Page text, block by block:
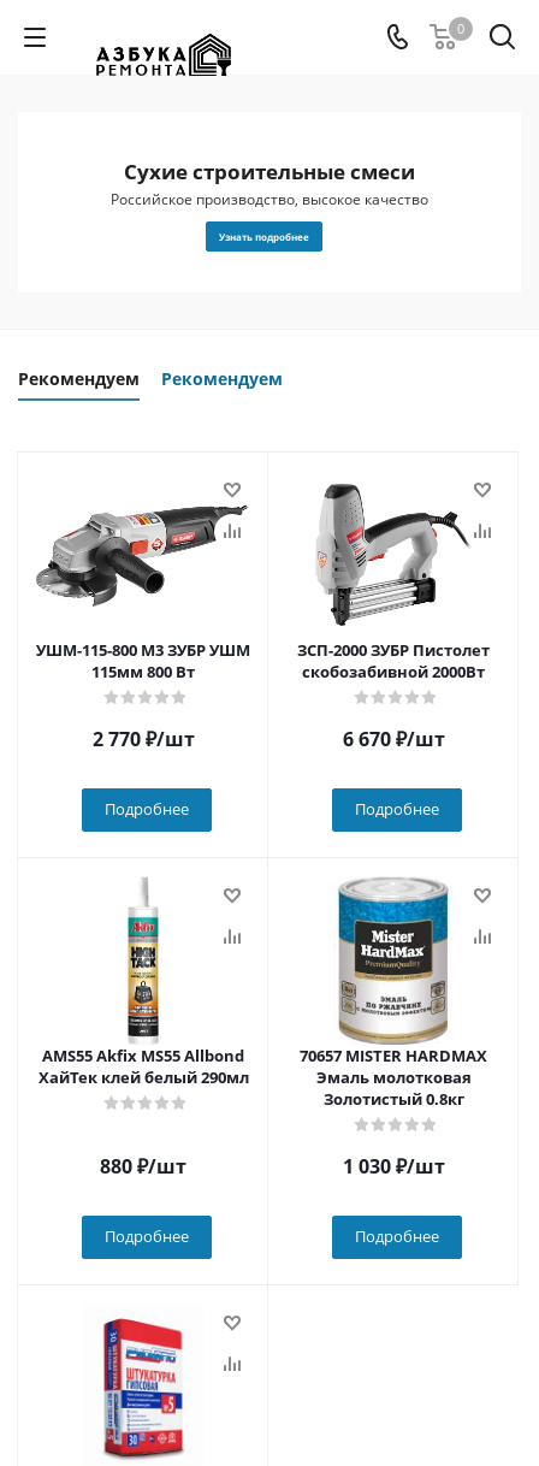
0
Сухие строительные смеси
Российское производство, высокое качество
Узнать подробнее
Рекомендуем Рекомендуем
УШМ-115-800 М3 ЗУБР УШМ
115мм 800 Вт
2 770₽/шт
Подробнее
ЗСП-2000 ЗУБР Пистолет
скобозабивной 2000Вт
6 670₽/шт
Подробнее
AMS55 Akfix MS55 Allbond
ХайТек клей белый 290мл
880₽/шт
Подробнее
70657 MISTER HARDMAX
Эмаль молотковая
Золотистый 0.8кг
1 030₽/шт
Подробнее